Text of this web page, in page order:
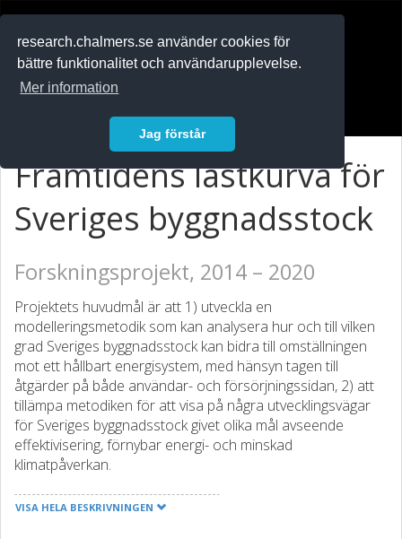
research.chalmers.se använder cookies för
bättre funktionalitet och användarupplevelse.
Mer information
Jag förstår
Framtidens lastkurva för
Sveriges byggnadsstock
Forskningsprojekt, 2014 – 2020
Projektets huvudmål är att 1) utveckla en
modelleringsmetodik som kan analysera hur och till vilken
grad Sveriges byggnadsstock kan bidra till omställningen
mot ett hållbart energisystem, med hänsyn tagen till
åtgärder på både användar- och försörjningssidan, 2) att
tillämpa metodiken för att visa på några utvecklingsvägar
för Sveriges byggnadsstock givet olika mål avseende
effektivisering, förnybar energi- och minskad
klimatpåverkan.
VISA HELA BESKRIVNINGEN